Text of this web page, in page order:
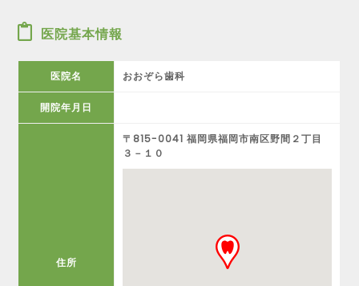
医院基本情報
医院名 おおぞら歯科
開院年月日
住所
〒815-0041 福岡県福岡市南区野間２丁目
３－１０